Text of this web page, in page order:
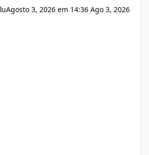
Agosto 3, 2026 em 14:36 Ago 3, 2026